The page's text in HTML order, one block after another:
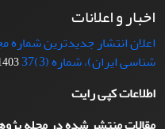
اخبار و اعلانات
اعلان انتشار جدیدترین
شناسی ایران)، شماره (3)37
09-04
اطلاعات کپی رایت